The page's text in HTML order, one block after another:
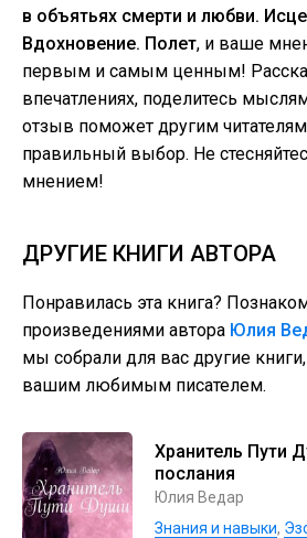
в объятьях смерти и любви.
Вдохновение. Полет, и ваше
первым и самым ценным!
впечатлениях, поделитесь
отзыв поможет другим
правильный выбор. Не
мнением!
ДРУГИЕ КНИГИ АВТОРА
Понравилась эта книга?
произведениями автора Юлия
мы собрали для вас другие
вашим любимым писателем.
Хранитель Пути
послания
Юлия Ведар
Знания и навыки,